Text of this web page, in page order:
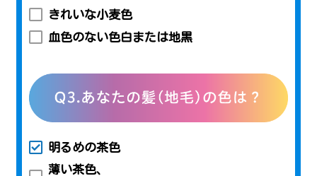
きれいな小麦色
血色のない色白または地黒
明るめの茶色
薄い茶色、